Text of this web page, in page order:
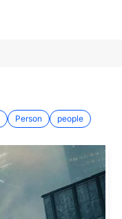
Person people